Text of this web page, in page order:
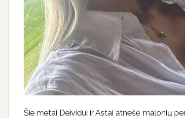
Šie metai Deividui ir Astai atnešė malonių